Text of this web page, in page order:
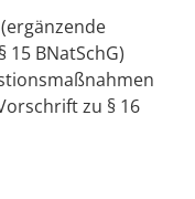
BNatSchG)
zu § 16